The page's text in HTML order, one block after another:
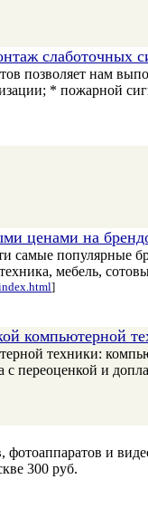
слаботочных
позволяет нам
* пожарной
ценами на
самые популярные
мебель,
]
компьютерной
техники:
с переоценкой и
и
300 руб.